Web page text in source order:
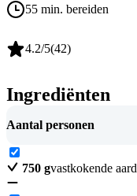
55 min. bereiden
4.2/5(42)
Ingrediënten
Aantal personen
750 gvastkokende